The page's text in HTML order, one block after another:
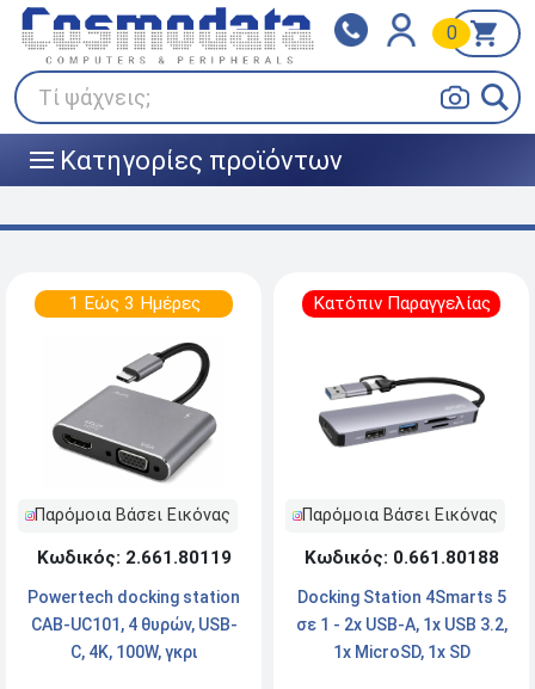
Τί ψάχνεις;
0
||| Κατηγορίες προϊόντων
Klarna
Πληρώστε σε 3
άτοκες δόσεις
BOX NOW
1 Εώς 3 Ημέρες
Παρόμοια Βάσει Εικόνας
Κωδικός: 2.661.80119
Powertech docking station
CAB-UC101, 4 θυρών, USB-
C, 4K, 100W, γκρι
Κατόπιν Παραγγελίας
Παρόμοια Βάσει Εικόνας
Κωδικός: 0.661.80188
Docking Station 4Smarts 5
σε 1 - 2x USB-A, 1x USB 3.2,
1x MicroSD, 1x SD